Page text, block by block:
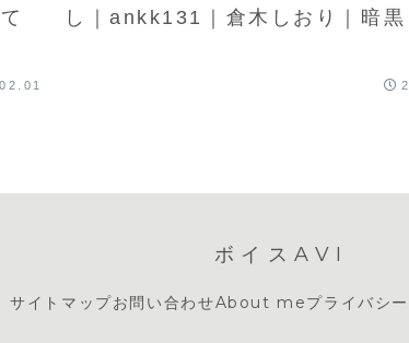
し｜ankk131｜倉木しおり｜暗黒
ボイスAVI
サイトマップお問い合わせAbout meプライバシ